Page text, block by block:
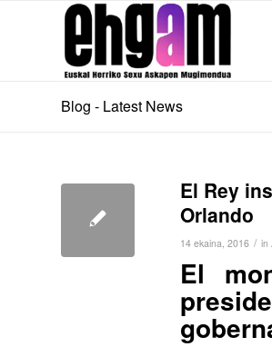
Blog - Latest News
El Rey
Orlando
14 ekaina, 2016 / in
El